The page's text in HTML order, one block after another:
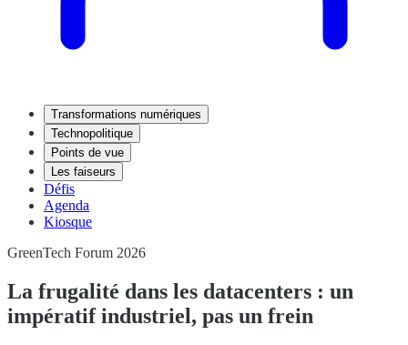
Transformations numériques
Technopolitique
Points de vue
Les faiseurs
Défis
Agenda
Kiosque
GreenTech Forum 2026
La frugalité dans les datacenters : un
impératif industriel, pas un frein